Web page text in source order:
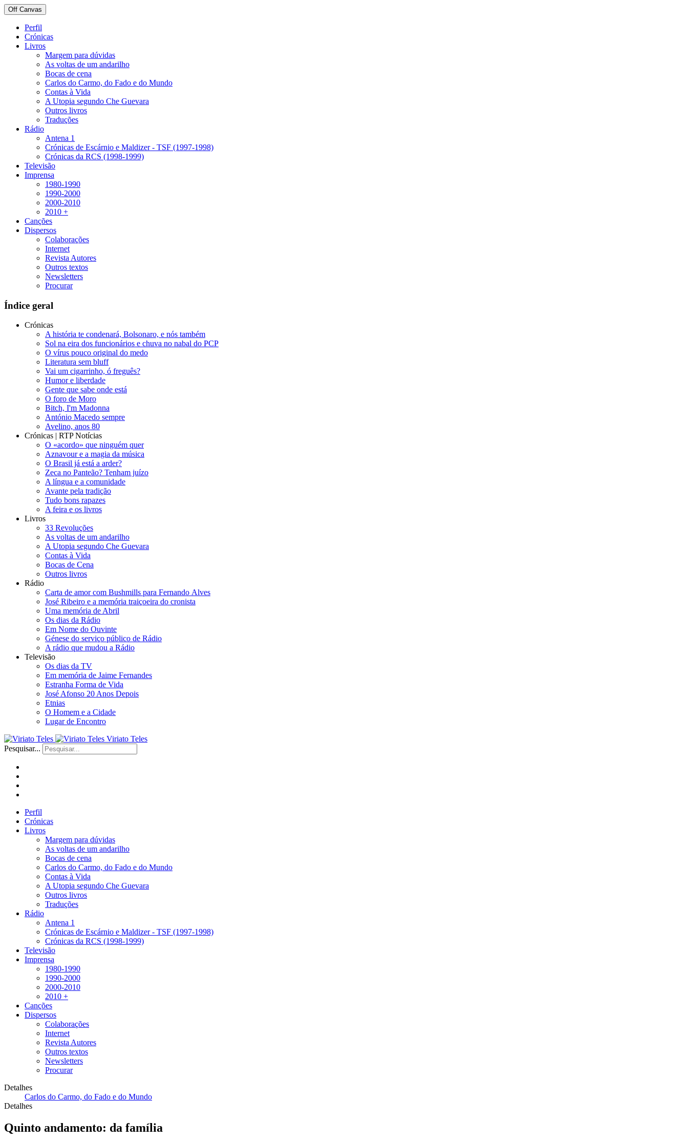
Off Canvas
Perfil
Crónicas
Livros
Margem para dúvidas
As voltas de um andarilho
Bocas de cena
Carlos do Carmo, do Fado e do Mundo
Contas à Vida
A Utopia segundo Che Guevara
Outros livros
Traduções
Rádio
Antena 1
Crónicas de Escárnio e Maldizer - TSF (1997-1998)
Crónicas da RCS (1998-1999)
Televisão
Imprensa
1980-1990
1990-2000
2000-2010
2010 +
Canções
Dispersos
Colaborações
Internet
Revista Autores
Outros textos
Newsletters
Procurar
Índice geral
Crónicas
A história te condenará, Bolsonaro, e nós também
Sol na eira dos funcionários e chuva no nabal do PCP
O vírus pouco original do medo
Literatura sem bluff
Vai um cigarrinho, ó freguês?
Humor e liberdade
Gente que sabe onde está
O foro de Moro
Bitch, I'm Madonna
António Macedo sempre
Avelino, anos 80
Crónicas | RTP Notícias
O «acordo» que ninguém quer
Aznavour e a magia da música
O Brasil já está a arder?
Zeca no Panteão? Tenham juízo
A língua e a comunidade
Avante pela tradição
Tudo bons rapazes
A feira e os livros
Livros
33 Revoluções
As voltas de um andarilho
A Utopia segundo Che Guevara
Contas à Vida
Bocas de Cena
Outros livros
Rádio
Carta de amor com Bushmills para Fernando Alves
José Ribeiro e a memória traiçoeira do cronista
Uma memória de Abril
Os dias da Rádio
Em Nome do Ouvinte
Génese do serviço público de Rádio
A rádio que mudou a Rádio
Televisão
Os dias da TV
Em memória de Jaime Fernandes
Estranha Forma de Vida
José Afonso 20 Anos Depois
Etnias
O Homem e a Cidade
Lugar de Encontro
Viriato Teles
Pesquisar...
Perfil
Crónicas
Livros
Margem para dúvidas
As voltas de um andarilho
Bocas de cena
Carlos do Carmo, do Fado e do Mundo
Contas à Vida
A Utopia segundo Che Guevara
Outros livros
Traduções
Rádio
Antena 1
Crónicas de Escárnio e Maldizer - TSF (1997-1998)
Crónicas da RCS (1998-1999)
Televisão
Imprensa
1980-1990
1990-2000
2000-2010
2010 +
Canções
Dispersos
Colaborações
Internet
Revista Autores
Outros textos
Newsletters
Procurar
Detalhes
Carlos do Carmo, do Fado e do Mundo
Detalhes
Quinto andamento: da família